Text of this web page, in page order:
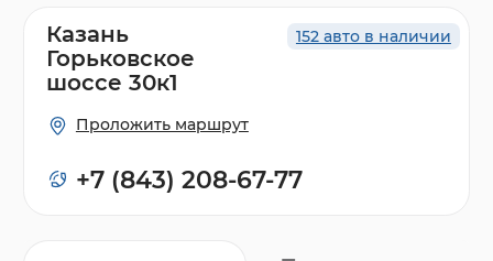
152 авто в наличии
Казань
Горьковское
шоссе 30к1
Проложить маршрут
+7 (843) 208-67-77